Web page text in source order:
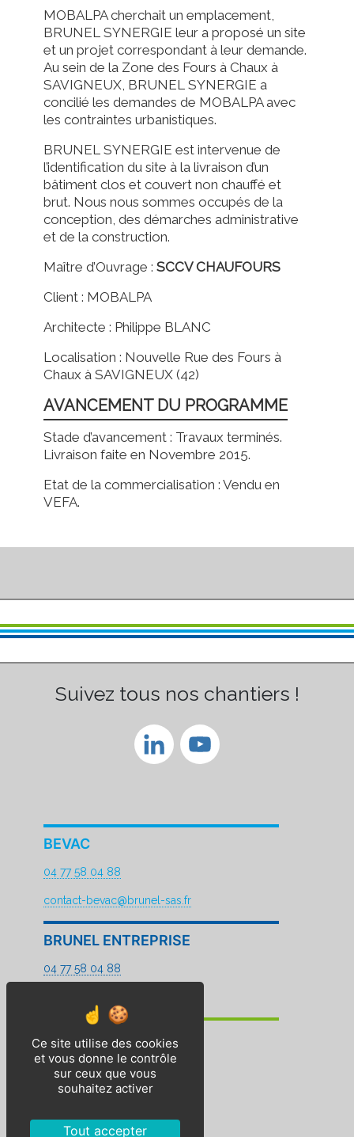
MOBALPA cherchait un emplacement,
BRUNEL SYNERGIE leur a proposé un site
et un projet correspondant à leur demande.
Au sein de la Zone des Fours à Chaux à
SAVIGNEUX, BRUNEL SYNERGIE a
concilié les demandes de MOBALPA avec
les contraintes urbanistiques.
BRUNEL SYNERGIE est intervenue de
l’identification du site à la livraison d’un
bâtiment clos et couvert non chauffé et
brut. Nous nous sommes occupés de la
conception, des démarches administrative
et de la construction.
Maître d’Ouvrage : SCCV CHAUFOURS
Client : MOBALPA
Architecte : Philippe BLANC
Localisation : Nouvelle Rue des Fours à
Chaux à SAVIGNEUX (42)
AVANCEMENT DU PROGRAMME
Stade d’avancement : Travaux terminés.
Livraison faite en Novembre 2015.
Etat de la commercialisation : Vendu en
VEFA.
Suivez tous nos chantiers !
LinkedIn
BEVAC
04 77 58 04 88
contact-bevac@brunel-sas.fr
BRUNEL ENTREPRISE
04 77 58 04 88
BP2E
04 77 96 69 00
contact-bp2e@brunel-sas.fr
Mentions légales
Ce site utilise des cookies
et vous donne le contrôle
sur ceux que vous
souhaitez activer
Tout accepter